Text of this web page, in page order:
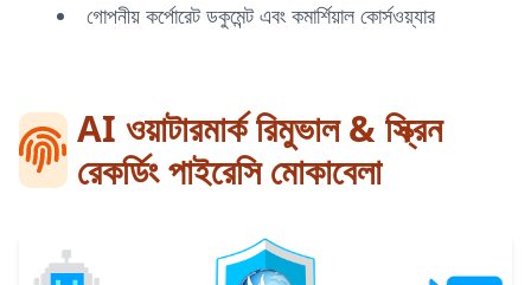
গোপনীয় কর্পোরেট ডকুমেন্ট এবং কমার্শিয়াল কোর্সওয়্যার
AI ওয়াটারমার্ক রিমুভাল & স্ক্রিন
রেকর্ডিং পাইরেসি মোকাবেলা